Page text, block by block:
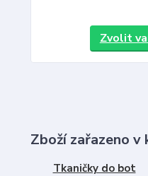
Zvolit
Zboží zařazeno v
Tkaničky do bot